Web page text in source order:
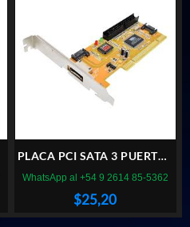
PLACA PCI SATA 3 PUERTOS
+ 1 IDE
$25,20
WhatsApp al +54 9 2614 85-5362